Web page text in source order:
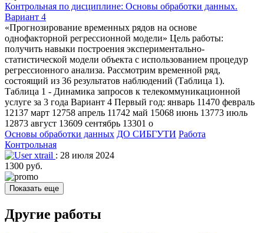
Контрольная по дисциплине: Основы обработки данных.
Вариант 4
«Прогнозирование временных рядов на основе
однофакторной регрессионной модели» Цель работы:
получить навыки построения экспериментально-
статистической модели объекта с использованием процедур
регрессионного анализа. Рассмотрим временной ряд,
состоящий из 36 результатов наблюдений (Таблица 1).
Таблица 1 - Динамика запросов к телекоммуникационной
услуге за 3 года Вариант 4 Первый год: январь 11470 февраль
12137 март 12758 апрель 11742 май 15068 июнь 13773 июль
12873 август 13609 сентябрь 13301 о
Основы обработки данных ДО СИБГУТИ Работа
Контрольная
xtrail : 28 июля 2024
1300 руб.
Показать еще
Другие работы